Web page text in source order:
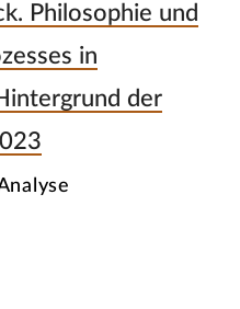
Philosophie und
in
der